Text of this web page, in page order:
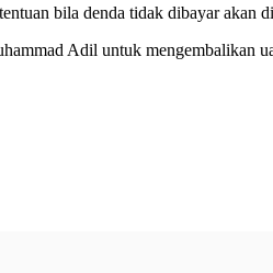
bila denda tidak dibayar akan
Adil untuk mengembalikan